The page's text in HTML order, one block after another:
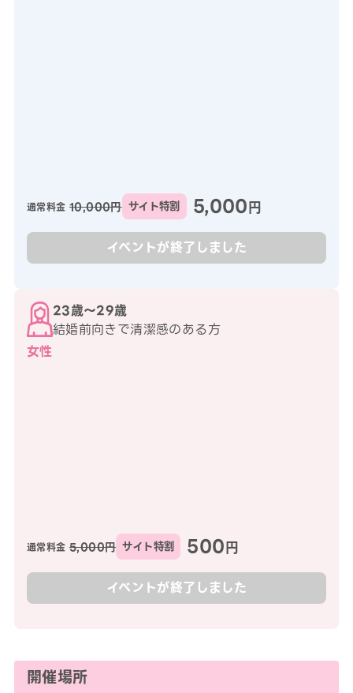
通常料金 10,000円 サイト特割 5,000円
イベントが終了しました
女性
23歳〜29歳
結婚前向きで清潔感のある方
通常料金 5,000円 サイト特割 500円
イベントが終了しました
開催場所